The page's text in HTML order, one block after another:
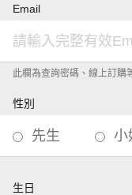
Email
此欄為查詢密碼、線上訂購
性別
先生 小
生日